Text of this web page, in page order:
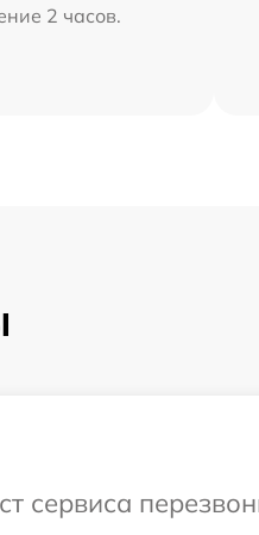
2 часов.
сервиса